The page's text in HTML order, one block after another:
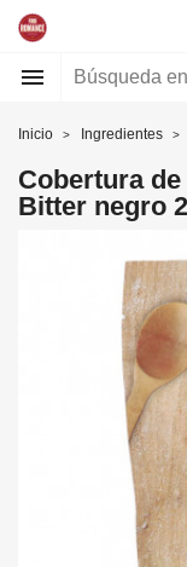

Inicio Ingredientes
Cobertura
Bitter negro